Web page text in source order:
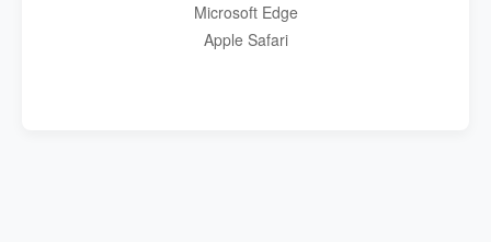
Microsoft Edge
Apple Safari